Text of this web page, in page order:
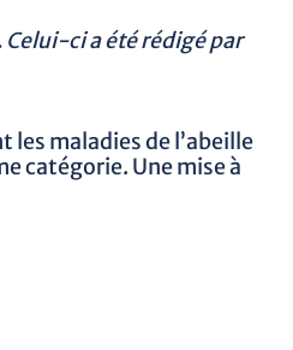
ci a été rédigé par
maladies de l’abeille
catégorie. Une mise à